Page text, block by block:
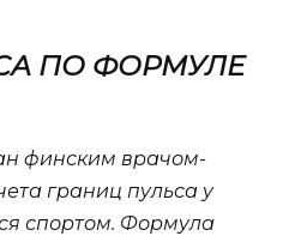
ПО ФОРМУЛЕ
финским врачом-
границ пульса у
спортом. Формула